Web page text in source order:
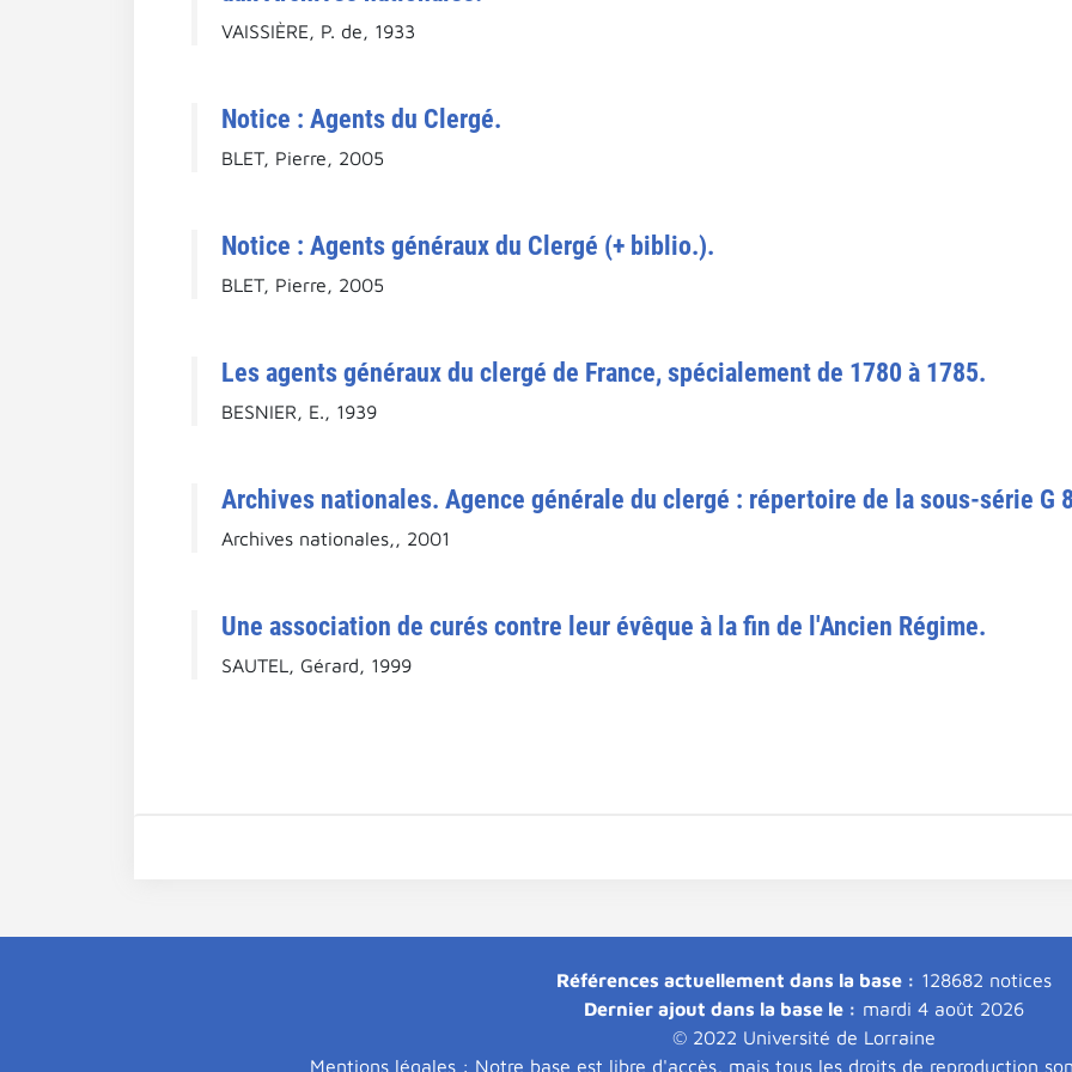
VAISSIÈRE, P. de, 1933
Notice : Agents du Clergé.
BLET, Pierre, 2005
Notice : Agents généraux du Clergé (+ biblio.).
BLET, Pierre, 2005
Les agents généraux du clergé de France, spécialement de 1780 à 1785.
BESNIER, E., 1939
Archives nationales. Agence générale du clergé : répertoire de la sous-série G
Archives nationales,, 2001
Une association de curés contre leur évêque à la fin de l'Ancien Régime.
SAUTEL, Gérard, 1999
Références actuellement dans la base : 128682 notices
Dernier ajout dans la base le : mardi 4 août 2026
© 2022 Université de Lorraine
Mentions légales : Notre base est libre d'accès, mais tous les droits de reproduction